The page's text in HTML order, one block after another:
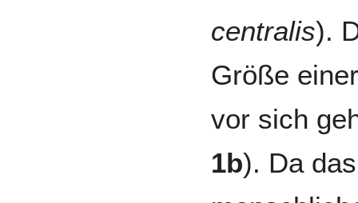
centralis).
Größe
vor sich
1b). Da